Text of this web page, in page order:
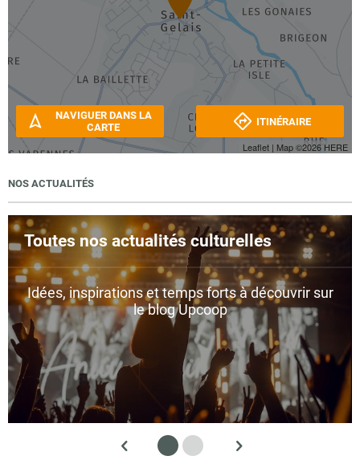
Leaflet | Map ©2026HERE
NAVIGUER DANS LA
CARTE
ITINÉRAIRE
NOS ACTUALITÉS
Toutes nos actualités culturelles
Idées, inspirations et temps forts à découvrir sur
le blog Upcoop